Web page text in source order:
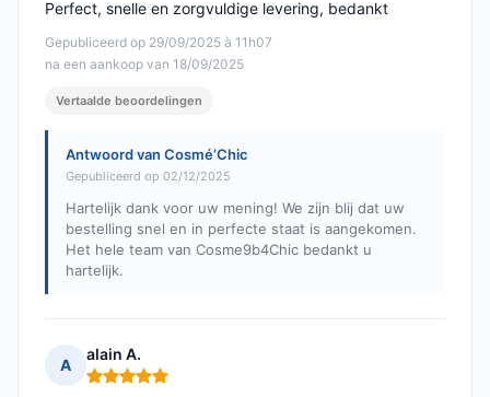
Gepubliceerd op 29/09/2025 à 11h07
na een aankoop van 18/09/2025
Perfect, snelle en zorgvuldige levering, bedankt
Vertaalde beoordelingen
Antwoord van Cosmé’Chic
Gepubliceerd op 02/12/2025
Hartelijk dank voor uw mening! We zijn blij dat uw
bestelling snel en in perfecte staat is aangekomen.
Het hele team van Cosme9b4Chic bedankt u
hartelijk.
A
alain A.
Opmerking: 5 van 5